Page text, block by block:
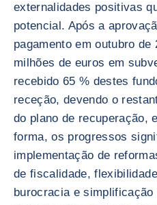
externalidades positivas
potencial. Após a
pagamento em outubro
milhões de euros em
recebido 65 % destes
receção, devendo o
do plano de recuperação,
forma, os progressos
implementação de
de fiscalidade,
burocracia e